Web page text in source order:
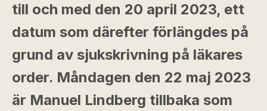
till och med den 20 april 2023, ett
datum som därefter förlängdes på
grund av sjukskrivning på läkares
order. Måndagen den 22 maj 2023
är Manuel Lindberg tillbaka som